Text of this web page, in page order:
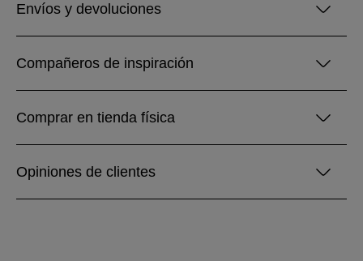
Envíos y devoluciones
Compañeros de inspiración
Comprar en tienda física
Opiniones de clientes